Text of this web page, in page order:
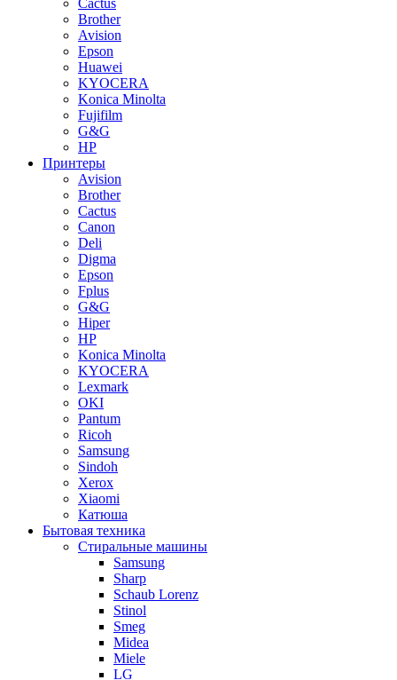
Cactus
Brother
Avision
Epson
Huawei
KYOCERA
Konica Minolta
Fujifilm
G&G
HP
Принтеры
Avision
Brother
Cactus
Canon
Deli
Digma
Epson
Fplus
G&G
Hiper
HP
Konica Minolta
KYOCERA
Lexmark
OKI
Pantum
Ricoh
Samsung
Sindoh
Xerox
Xiaomi
Катюша
Бытовая техника
Стиральные машины
Samsung
Sharp
Schaub Lorenz
Stinol
Smeg
Midea
Miele
LG